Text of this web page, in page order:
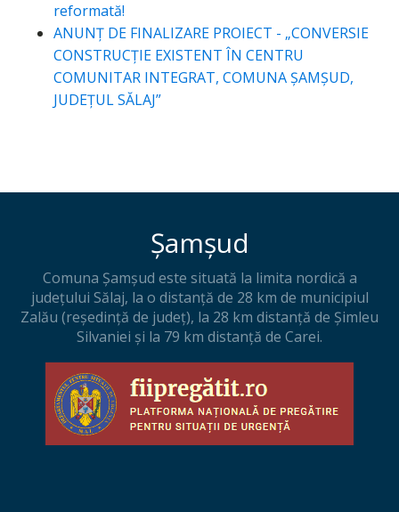
reformată!
ANUNŢ DE FINALIZARE PROIECT - „CONVERSIE
CONSTRUCȚIE EXISTENT ÎN CENTRU
COMUNITAR INTEGRAT, COMUNA ȘAMȘUD,
JUDEȚUL SĂLAJ”
Șamșud
Comuna Șamșud este situată la limita nordică a
judeţului Sălaj, la o distanţă de 28 km de municipiul
Zalău (reşedinţă de judeţ), la 28 km distanţă de Şimleu
Silvaniei şi la 79 km distanţă de Carei.